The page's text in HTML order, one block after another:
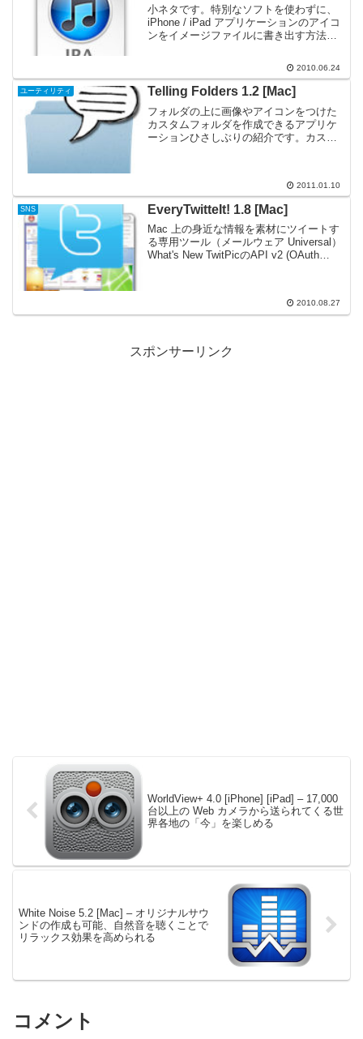
小ネタです。特別なソフトを使わずに、
iPhone / iPad アプリケーションのアイコ
ンをイメージファイルに書き出す方法を
2010.06.24
ユーティリティ Telling Folders 1.2 [Mac]
フォルダの上に画像やアイコンをつけた
カスタムフォルダを作成できるアプリケ
ーションひさしぶりの紹介です。カスタ
2011.01.10
SNS EveryTwitteIt! 1.8 [Mac]
Mac 上の身近な情報を素材にツイートす
る専用ツール（メールウェア Universal）
What's New TwitPicのAPI v2 (OAuth
2010.08.27
スポンサーリンク
WorldView+ 4.0 [iPhone] [iPad] – 17,000
台以上の Web カメラから送られてくる世
界各地の「今」を楽しめる
White Noise 5.2 [Mac] – オリジナルサウ
ンドの作成も可能、自然音を聴くことで
リラックス効果を高められる
コメント